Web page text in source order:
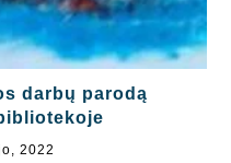
darbų parodą
2022